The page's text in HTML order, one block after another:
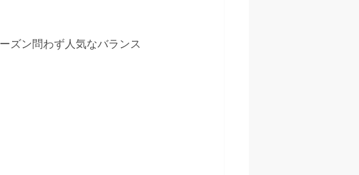
ズン問わず人気なバランス